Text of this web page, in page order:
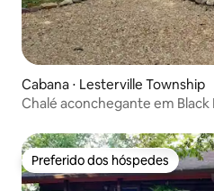
Cabana ⋅ Lesterville Township
Chalé aconchegante em Black
Preferido dos hóspedes
Preferido dos hóspedes